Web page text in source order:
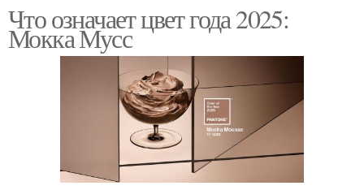
Что означает цвет года 2025:
Мокка Мусс